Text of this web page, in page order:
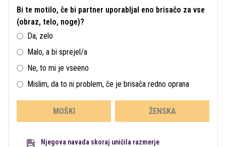
Bi te motilo, če bi partner uporabljal eno brisačo za vse
(obraz, telo, noge)?
Da, zelo
Malo, a bi sprejel/a
Ne, to mi je vseeno
Mislim, da to ni problem, če je brisača redno oprana
MOŠKI ŽENSKA
Njegova navada skoraj uničila razmerje